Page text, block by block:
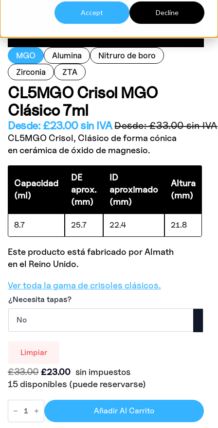
Accept Decline
MGO Alumina
Nitruro de boro
Zirconia
ZTA
CL5MGO Crisol MGO
Clásico 7ml
Desde:£33.00sin IVA
Desde:£23.00sin IVA
CL5MGO Crisol, Clásico de forma cónica
en cerámica de óxido de magnesio.
Capacidad
(ml)
DE
aprox.
(mm)
ID
aproximado
(mm)
Altura
(mm)
8.7 25.7 22.4 21.8
Este producto está fabricado por Almath
en el Reino Unido.
Ver toda la gama de crisoles clásicos.
¿Necesita tapas?
Limpiar
£33.00 El
precio
era:
£33.00.
£23.00El
precio
£23.00.
sin impuestos
15 disponibles (puede reservarse)
Añadir Al Carrito